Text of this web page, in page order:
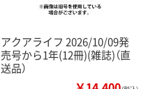
アクアライフ 2026/10/09発
売号から1年(12冊)(雑誌)（直
送品）